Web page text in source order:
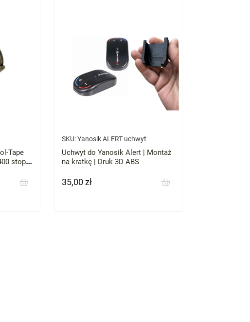
Tape
stopni
SKU: Yanosik ALERT uchwyt
Uchwyt do Yanosik Alert | Montaż
na kratkę | Druk 3D ABS
Cena
35,00 zł